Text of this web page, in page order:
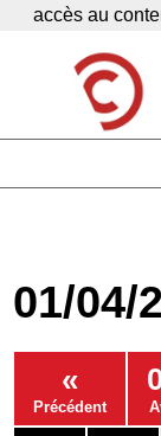
Panneau de gestion
accès au
Economie
Services
Contacts
01/04/
«
Précédent